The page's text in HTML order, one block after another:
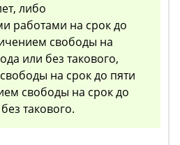
либо
работами на срок до
свободы на
или без такового,
на срок до пяти
свободы на срок до
такового.